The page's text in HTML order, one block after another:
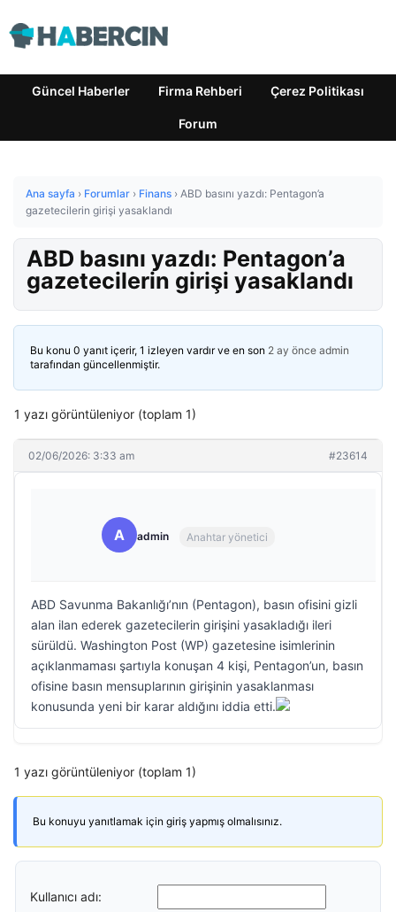
Güncel Haberler Firma Rehberi Çerez Politikası
Forum
Ana sayfa › Forumlar › Finans › ABD basını yazdı: Pentagon’a
gazetecilerin girişi yasaklandı
ABD basını yazdı: Pentagon’a
gazetecilerin girişi yasaklandı
Bu konu 0 yanıt içerir, 1 izleyen vardır ve en son 2 ay önce admin
tarafından güncellenmiştir.
1 yazı görüntüleniyor (toplam 1)
02/06/2026: 3:33 am #23614
A admin Anahtar yönetici
ABD Savunma Bakanlığı’nın (Pentagon), basın ofisini gizli
alan ilan ederek gazetecilerin girişini yasakladığı ileri
sürüldü. Washington Post (WP) gazetesine isimlerinin
açıklanmaması şartıyla konuşan 4 kişi, Pentagon’un, basın
ofisine basın mensuplarının girişinin yasaklanması
konusunda yeni bir karar aldığını iddia etti.
1 yazı görüntüleniyor (toplam 1)
Bu konuyu yanıtlamak için giriş yapmış olmalısınız.
Kullanıcı adı: